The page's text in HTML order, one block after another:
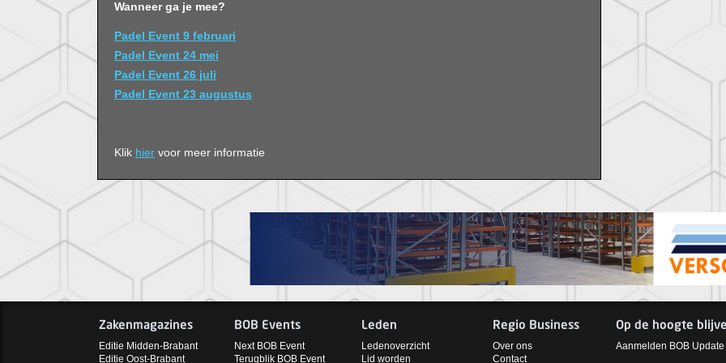
Wanneer ga je mee?
Padel Event 9 februari
Padel Event 24 mei
Padel Event 26 juli
Padel Event 23 augustus
Klik hier voor meer informatie
Zakenmagazines
Editie Midden-Brabant
Editie Oost-Brabant
BOB Events
Next BOB Event
Terugblik BOB Event
Leden
Ledenoverzicht
Lid worden
Regio Business
Over ons
Contact
Op de hoogte
Aanmelden BOB Update